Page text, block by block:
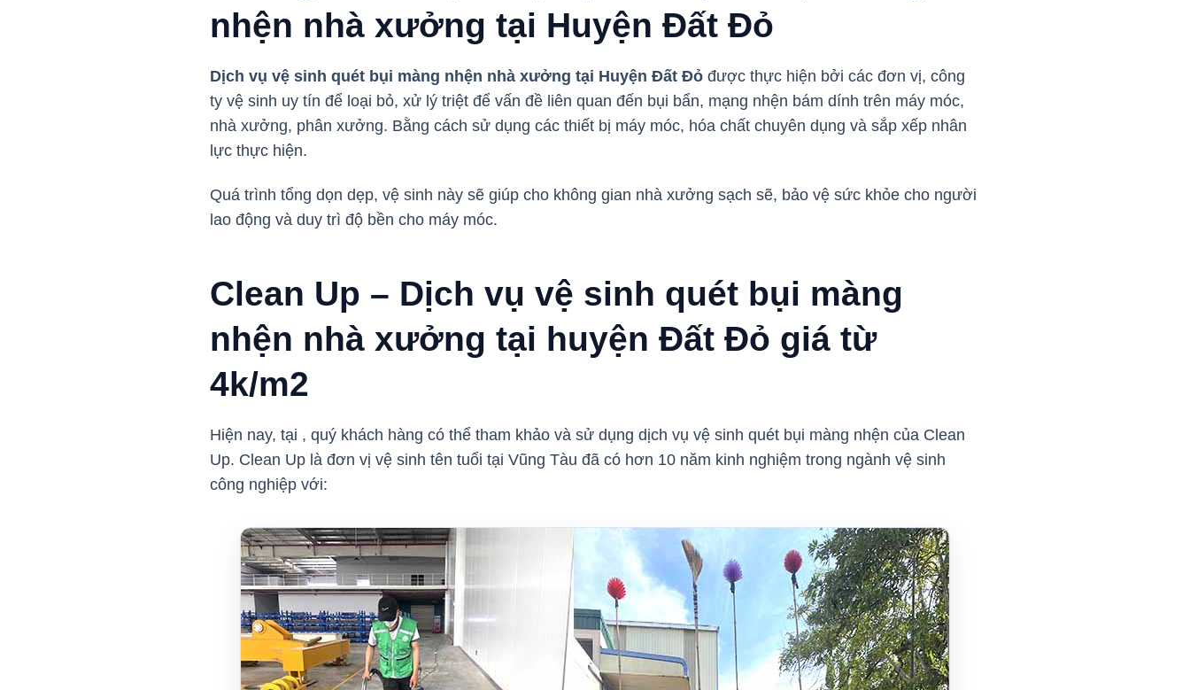
nhện nhà xưởng tại Huyện Đất Đỏ
Dịch vụ vệ sinh quét bụi màng nhện nhà xưởng tại Huyện Đất Đỏ được thực hiện bởi các đơn vị, công
ty vệ sinh uy tín để loại bỏ, xử lý triệt để vấn đề liên quan đến bụi bẩn, mạng nhện bám dính trên máy móc,
nhà xưởng, phân xưởng. Bằng cách sử dụng các thiết bị máy móc, hóa chất chuyên dụng và sắp xếp nhân
lực thực hiện.
Quá trình tổng dọn dẹp, vệ sinh này sẽ giúp cho không gian nhà xưởng sạch sẽ, bảo vệ sức khỏe cho người
lao động và duy trì độ bền cho máy móc.
Clean Up – Dịch vụ vệ sinh quét bụi màng
nhện nhà xưởng tại huyện Đất Đỏ giá từ
4k/m2
Hiện nay, tại , quý khách hàng có thể tham khảo và sử dụng dịch vụ vệ sinh quét bụi màng nhện của Clean
Up. Clean Up là đơn vị vệ sinh tên tuổi tại Vũng Tàu đã có hơn 10 năm kinh nghiệm trong ngành vệ sinh
công nghiệp với: